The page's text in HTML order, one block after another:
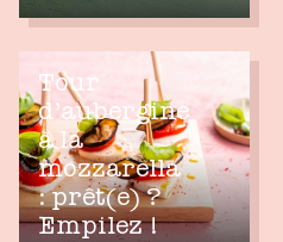
Tour
d’aubergine
à la
mozzarella
: prêt(e) ?
Empilez !